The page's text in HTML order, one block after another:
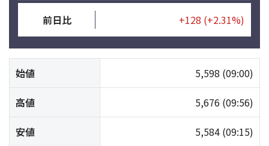
前日比 +128 (+2.31%)
始値 5,598 (09:00)
高値 5,676 (09:56)
安値 5,584 (09:15)